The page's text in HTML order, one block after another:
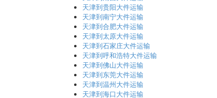
天津到贵阳大件运输
天津到南宁大件运输
天津到合肥大件运输
天津到太原大件运输
天津到石家庄大件运输
天津到呼和浩特大件运输
天津到佛山大件运输
天津到东莞大件运输
天津到温州大件运输
天津到海口大件运输